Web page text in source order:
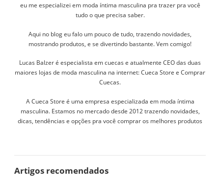
eu me especializei em moda íntima masculina pra trazer pra você
tudo o que precisa saber.
Aqui no blog eu falo um pouco de tudo, trazendo novidades,
mostrando produtos, e se divertindo bastante. Vem comigo!
Lucas Balzer é especialista em cuecas e atualmente CEO das duas
maiores lojas de moda masculina na internet: Cueca Store e Comprar
Cuecas.
A Cueca Store é uma empresa especializada em moda íntima
masculina. Estamos no mercado desde 2012 trazendo novidades,
dicas, tendências e opções pra você comprar os melhores produtos
Artigos recomendados